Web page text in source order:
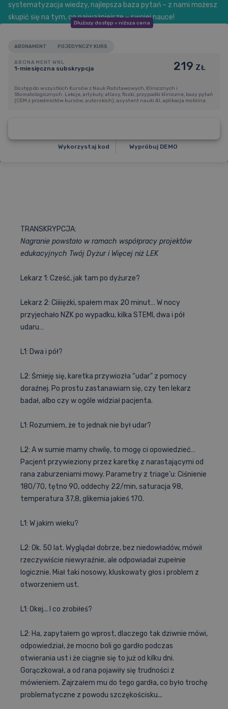
systematyzacja wiedzy, najlepsza baza pytań – z nami możesz
skupić się na tym, co najważniejsze – swojej nauce!
Dłuższy dostęp = niższa cena
ABONAMENT POJEDYNCZY KURS
ABONAMENT WNL
1-miesięczna subskrypcja 219 ZŁ
ABONAMENT WNL
189 zł / m-c
Dostęp do wszystkich Kursów z Nauk Podstawowych, Klinicznych i
Stomatologicznych. Lekcje, artykuły, atlasy, fiszki, przypadki kliniczne, bazy pytań
(CEM z przedmiotów kursów, autorskich), asystent nauki AI, aplikacja mobilna.
Wykorzystaj kod Wypróbuj DEMO
TRANSKRYPCJA:
Nagranie powstało w ramach współpracy projektów
edukacyjnych Twój Dyżur i Więcej niż LEK
Lekarz 1: Cześć, jak tam po dyżurze?
Lekarz 2: Ciiiiężki, spałem max 20 minut… W nocy
przyjechało NZK po wypadku, kilka STEMI, dwa i pół
udaru…
L1: Dwa i pół?
L2: Śmieję się, karetka przywiozła “udar" z pomocy
doraźnej. Po prostu zastanawiam się, czy ten lekarz
badał, albo czy w ogóle widział pacjenta.
L1: Rozumiem, że to jednak nie był udar?
L2: A w sumie mamy chwilę, to mogę ci opowiedzieć…
Pacjent przywieziony przez karetkę z narastającymi od
rana zaburzeniami mowy. Parametry z triage’u: Ciśnienie
180/70, tętno 90, oddechy 22/min, saturacja 98,
temperatura 37,8, glikemia jakieś 170.
L1: W jakim wieku?
L2: Ok. 50 lat. Wyglądał dobrze, bez niedowładów, mówił
rzeczywiście niewyraźnie, ale odpowiadał zupełnie
logicznie. Miał taki nosowy, kluskowaty głos i problem z
otworzeniem ust.
L1: Okej... I co zrobiłeś?
L2: Ha, zapytałem go wprost, dlaczego tak dziwnie mówi,
odpowiedział, że mocno boli go gardło podczas
otwierania ust i że ciągnie się to już od kilku dni.
Gorączkował, a od rana pojawiły się trudności z
mówieniem. Zajrzałem mu do tego gardła, co było trochę
problematyczne z powodu szczękościsku...